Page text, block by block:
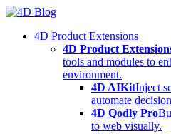
Skip
content4D Product Extensions
4D Product
tools and modules to
environment.
4D AIKitInject
automate
4D Qodly Pro
to web visually.